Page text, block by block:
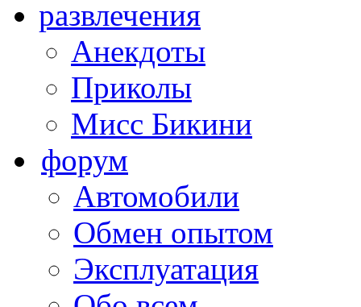
развлечения
Анекдоты
Приколы
Мисс Бикини
форум
Автомобили
Обмен опытом
Эксплуатация